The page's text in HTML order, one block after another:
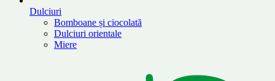
Dulciuri
Bomboane și ciocolată
Dulciuri orientale
Miere